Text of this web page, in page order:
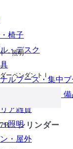
椅子
・デスク
ルブース・集中
スアクセサリー・
ア雑貨
照明
・屋外
きます
・照明
ーペンダントⅠ
/ シリンダー